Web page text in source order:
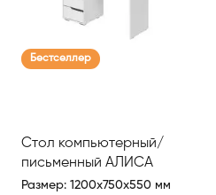
Бестселлер
Стол компьютерный/
письменный АЛИСА
Размер: 1200x750x550 мм